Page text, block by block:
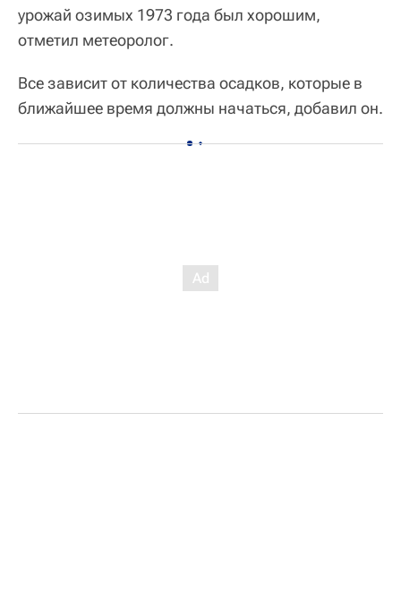
урожай озимых 1973 года был хорошим,
отметил метеоролог.
Все зависит от количества осадков, которые в
ближайшее время должны начаться, добавил он.